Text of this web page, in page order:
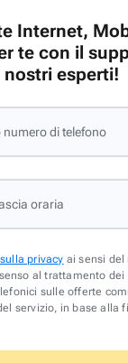
Internet,
te con il
nostri esperti!
numero di telefono
oraria
privacy ai sensi del
al trattamento
sulle offerte
servizio, in base alla